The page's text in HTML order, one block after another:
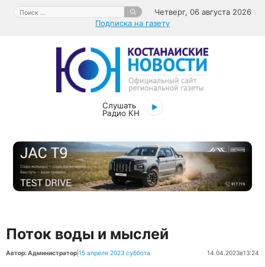
Перейти
содержимому
Поиск:
Четверг, 06 августа 2026
Подписка на газету
Слушать
Радио КН
Поток воды и мыслей
Автор: Администратор 15 апреля 2023 суббота 14.04.2023в13:24